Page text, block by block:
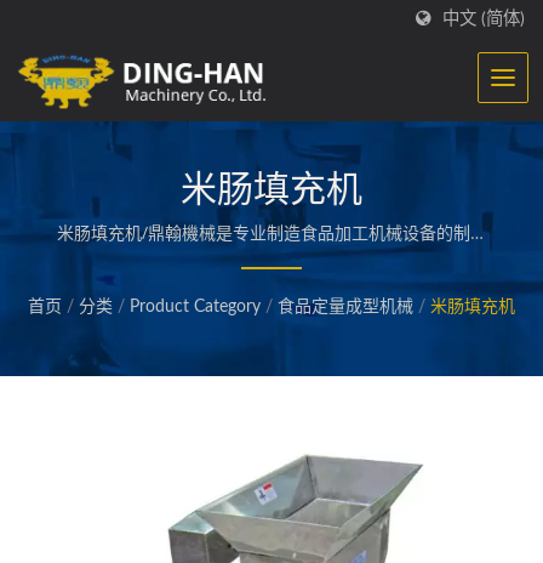
中文 (简体)
米肠填充机
米肠填充机/鼎翰機械是专业制造食品加工机械设备的制造
厂, 专精于生产鱼浆类食品加工机械, 如贡鱼丸, 甜不辣及火
锅料等整厂制造, 现在更扩大生产至肉品、素食品及各项加
工调理食品机械之整厂规划设计。
首页 / 分类 / Product Category / 食品定量成型机械 / 米肠填充机